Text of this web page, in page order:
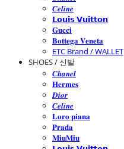
𝑪𝒆𝒍𝒊𝒏𝒆
𝗟𝗼𝘂𝗶𝘀 𝗩𝘂𝗶𝘁𝘁𝗼𝗻
𝐆𝐮𝐜𝐜𝐢
𝐁𝐨𝐭𝐭𝐞𝐠𝐚 𝐕𝐞𝐧𝐞𝐭𝐚
ETC Brand / WALLET
SHOES / 신발
𝑪𝒉𝒂𝒏𝒆𝒍
𝐇𝐞𝐫𝐦𝐞𝐬
𝑫𝒊𝒐𝒓
𝑪𝒆𝒍𝒊𝒏𝒆
𝐋𝐨𝐫𝐨 𝐩𝐢𝐚𝐧𝐚
𝐏𝐫𝐚𝐝𝐚
𝐌𝐢𝐮𝐌𝐢𝐮